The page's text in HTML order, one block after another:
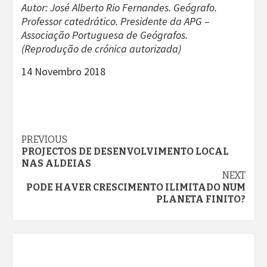
Autor: José Alberto Rio Fernandes. Geógrafo.
Professor catedrático. Presidente da APG –
Associação Portuguesa de Geógrafos.
(Reprodução de crónica autorizada)
14 Novembro 2018
Continue
Reading
PREVIOUS
PROJECTOS DE DESENVOLVIMENTO LOCAL
NAS ALDEIAS
NEXT
PODE HAVER CRESCIMENTO ILIMITADO NUM
PLANETA FINITO?